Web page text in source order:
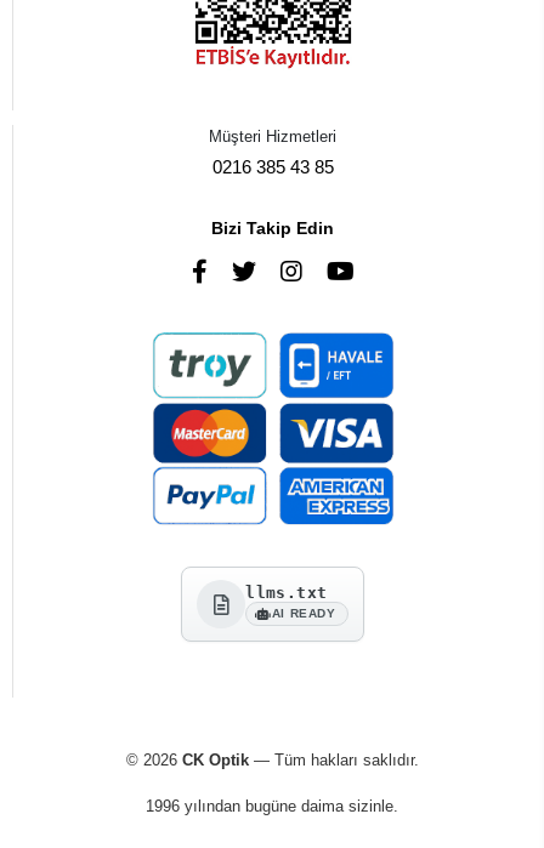
Müşteri Hizmetleri
0216 385 43 85
Bizi Takip Edin
llms.txt
AI READY
© 2026 CK Optik— Tüm hakları saklıdır.
1996 yılından bugüne daima sizinle.